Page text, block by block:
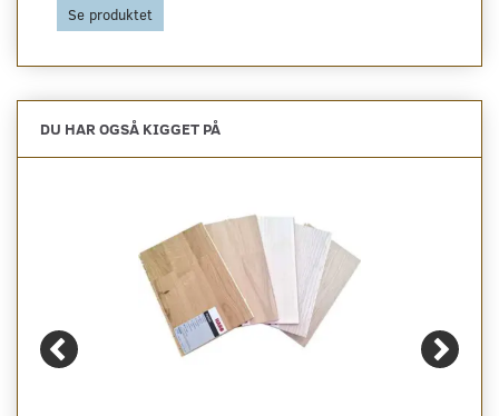
Se produktet
DU HAR OGSÅ KIGGET PÅ